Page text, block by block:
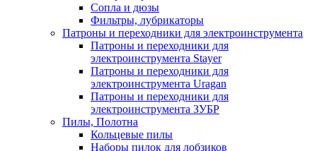
Сопла и дюзы
Фильтры, лубрикаторы
Патроны и переходники для электроинструмента
Патроны и переходники для
электроинструмента Stayer
Патроны и переходники для
электроинструмента Uragan
Патроны и переходники для
электроинструмента ЗУБР
Пилы, Полотна
Кольцевые пилы
Наборы пилок для лобзиков